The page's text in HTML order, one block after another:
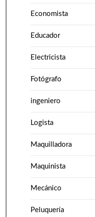
Economista
Educador
Electricista
Fotógrafo
ingeniero
Logista
Maquilladora
Maquinista
Mecánico
Peluquería